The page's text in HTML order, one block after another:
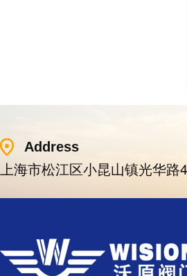
Address
上海市松江区小昆山镇光华路